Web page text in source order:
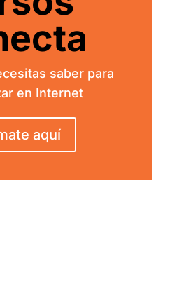
saber para
en Internet
aquí